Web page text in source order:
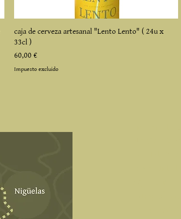
caja de cerveza artesanal "Lento Lento" ( 24u x
33cl )
Precio
60,00 €
Impuesto excluido